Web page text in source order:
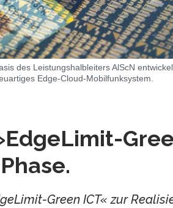
des Leistungshalbleiters AlScN
Edge-Cloud-Mobilfunksystem.
Green ICT« zur